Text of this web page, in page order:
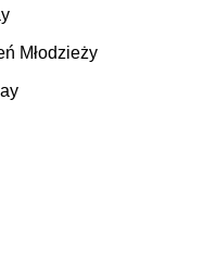
Młodzieży